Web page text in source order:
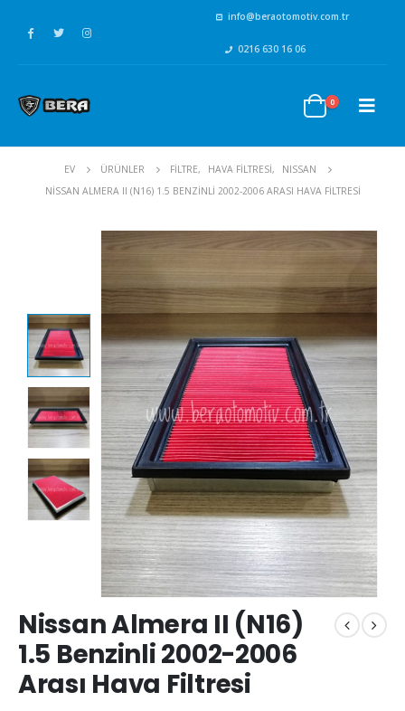
info@beraotomotiv.com.tr
0216 630 16 06
0
EV ÜRÜNLER FİLTRE, HAVA FİLTRESİ,
NISSAN
NISSAN ALMERA II (N16) 1.5 BENZINLI 2002-2006 ARASI HAVA FILTRESI
Nissan Almera II (N16)
1.5 Benzinli 2002-2006
Arası Hava Filtresi